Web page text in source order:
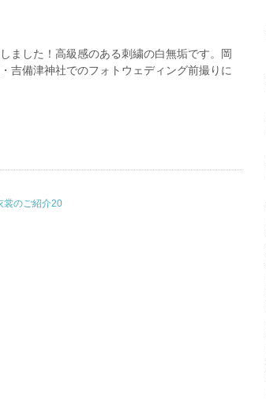
ました！高級感のある刺繍の白無垢です。岡
吉備津神社でのフォトウェディング前撮りに
裳のご紹介20